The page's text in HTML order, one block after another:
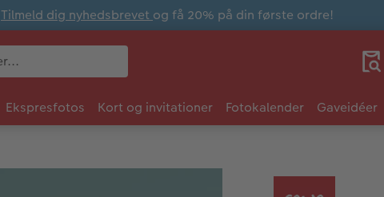
Tilmeld dig nyhedsbrevet og få 20% på din første ordre!
Ekspresfotos Kort og invitationer Fotokalender Gaveidéer